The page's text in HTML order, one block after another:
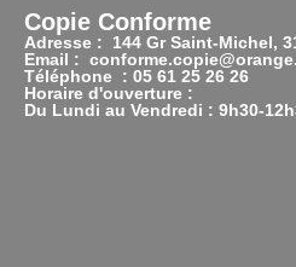
Copie Conforme
Adresse : 144 Gr Saint-Michel,
Email :
Téléphone : 05 61 25 26 26
Horaire d'ouverture :
Du Lundi au Vendredi : 9h30-